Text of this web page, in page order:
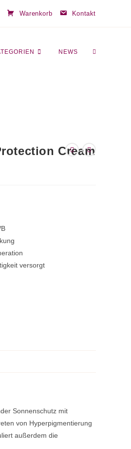
Warenkorb Kontakt
NEWS WEBSITE-
Cream
versorgt
Sonnenschutz mit
von Hyperpigmentierung
außerdem die